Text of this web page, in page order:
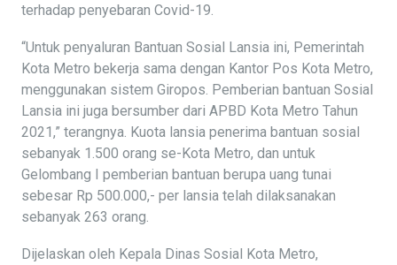
terhadap penyebaran Covid-19.
“Untuk penyaluran Bantuan Sosial Lansia ini, Pemerintah
Kota Metro bekerja sama dengan Kantor Pos Kota Metro,
menggunakan sistem Giropos. Pemberian bantuan Sosial
Lansia ini juga bersumber dari APBD Kota Metro Tahun
2021,” terangnya. Kuota lansia penerima bantuan sosial
sebanyak 1.500 orang se-Kota Metro, dan untuk
Gelombang I pemberian bantuan berupa uang tunai
sebesar Rp 500.000,- per lansia telah dilaksanakan
sebanyak 263 orang.
Dijelaskan oleh Kepala Dinas Sosial Kota Metro,